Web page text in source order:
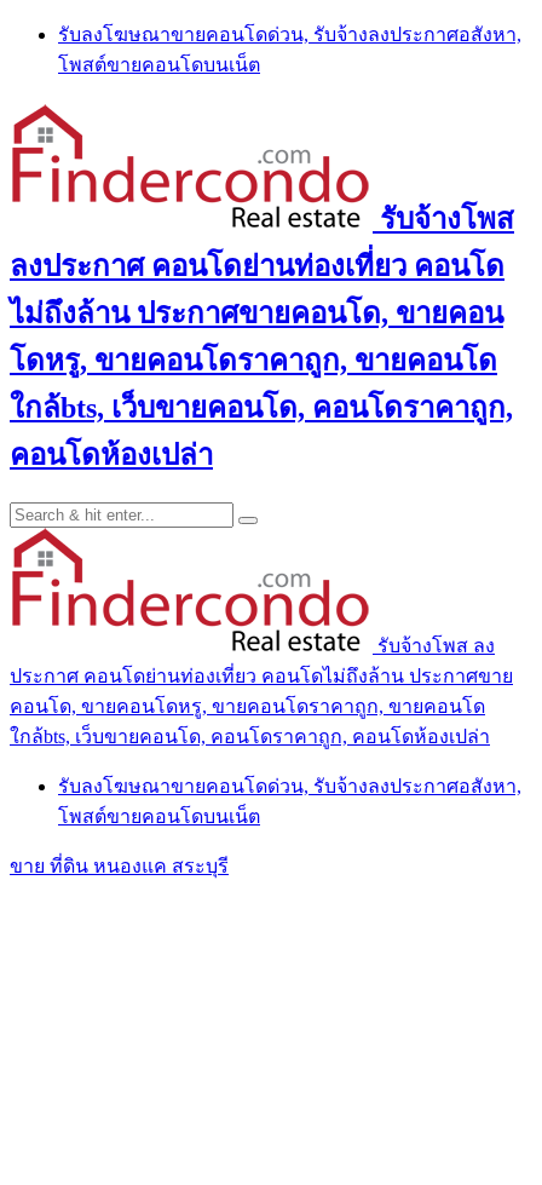
Skip
content
รับลงโฆษณาขายคอนโดด่วน, รับจ้างลงประกาศอสังหา,
โพสต์ขายคอนโดบนเน็ต
รับจ้างโพส
ลงประกาศ คอนโดย่านท่องเที่ยว คอนโด
ไม่ถึงล้าน ประกาศขายคอนโด, ขายคอน
โดหรู, ขายคอนโดราคาถูก, ขายคอนโด
ใกล้bts, เว็บขายคอนโด, คอนโดราคาถูก,
คอนโดห้องเปล่า
รับจ้างโพส ลง
ประกาศ คอนโดย่านท่องเที่ยว คอนโดไม่ถึงล้าน ประกาศขาย
คอนโด, ขายคอนโดหรู, ขายคอนโดราคาถูก, ขายคอนโด
ใกล้bts, เว็บขายคอนโด, คอนโดราคาถูก, คอนโดห้องเปล่า
รับลงโฆษณาขายคอนโดด่วน, รับจ้างลงประกาศอสังหา,
โพสต์ขายคอนโดบนเน็ต
ขาย ที่ดิน หนองแค สระบุรี